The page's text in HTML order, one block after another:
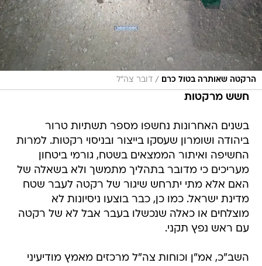
הרקטה שאותרה בטול כרם / דובר צה"ל
חשש מרקטות
בשנים האחרונות נחשפו מספר תשתיות טרור
ביהודה ושומרון שעסקו בייצור ובניסוי רקטות. למרות
החשיפה ואיתור הממצאים בשטח, גורמי ביטחון
מעריכים כי מדובר בתהליך מתמשך ולא בשאלה של
האם אלא מתי יתרחש שיגור של רקטה לעבר שטח
מדינת ישראל. כמו כן, כבר בוצעו ניסיונות לא
מוצלחים או כאלה שנכשלו בעבר אבל לא של רקטה
עם ראש נפץ תקני.
השב"כ, אמ"ן וכוחות צה"ל מרכזים מאמץ מודיעיני